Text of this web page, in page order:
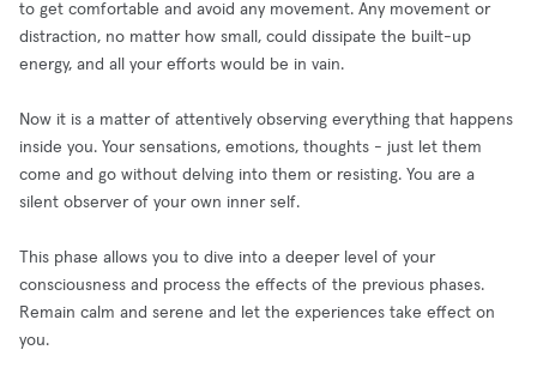
to get comfortable and avoid any movement. Any movement or
distraction, no matter how small, could dissipate the built-up
energy, and all your efforts would be in vain.
Now it is a matter of attentively observing everything that happens
inside you. Your sensations, emotions, thoughts - just let them
come and go without delving into them or resisting. You are a
silent observer of your own inner self.
This phase allows you to dive into a deeper level of your
consciousness and process the effects of the previous phases.
Remain calm and serene and let the experiences take effect on
you.